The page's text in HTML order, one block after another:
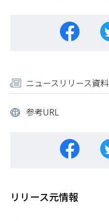
ニュースリリース資料
参考URL
リリース元情報